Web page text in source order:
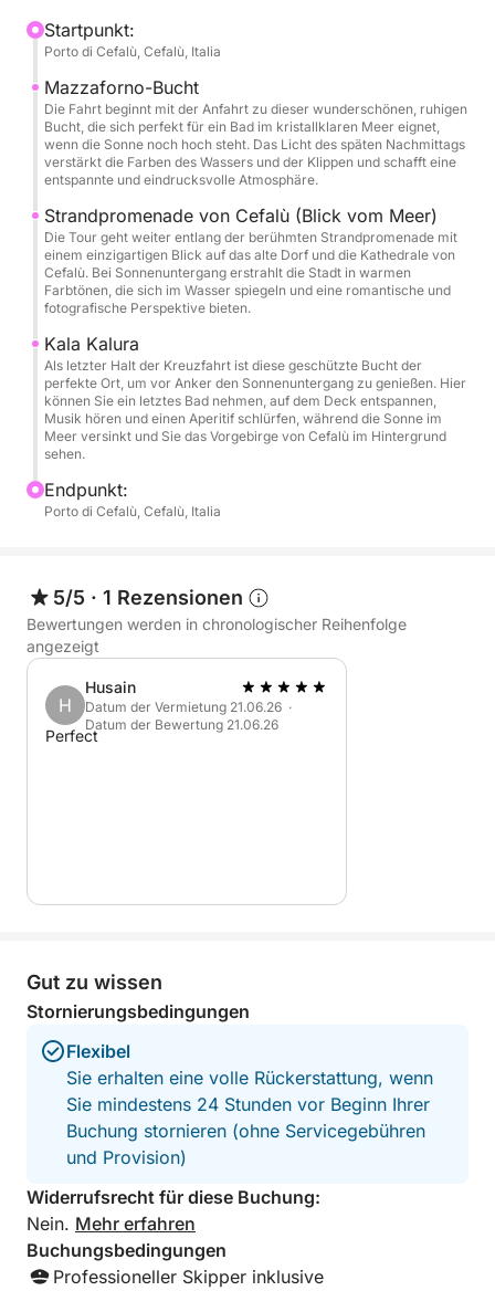
Wasser; der Küste von Cefalù, die im goldenen Licht
des Sonnenuntergangs erstrahlt; und der Cala
Kalura, wo Sie schwimmen oder einfach mit einem
Drink in der Hand an Deck entspannen und die
warmen Sonnenstrahlen genießen können.
An Bord finden Sie alles, was Sie für ein besonderes
Erlebnis benötigen: ein Begrüßungsgetränk, einen
Aperitif vor Anker, eine Stereoanlage, eine
Außendusche, Toiletten, schattige Plätze und
Entspannungsbereiche, in denen Sie jeden Moment
ganz nach Ihren Wünschen genießen können.
👉 Der Preis gilt für bis zu 12 Personen. Für jede
weitere Person wird ein Aufpreis von 50 € erhoben.
Diese Sonnenuntergangstour ist ideal für Paare,
Freundesgruppen oder private Feiern und bietet den
perfekten stilvollen Tagesausklang mit Musik, Meer
Startpunkt:
Porto di Cefalù, Cefalù, Italia
Mazzaforno-Bucht
Die Fahrt beginnt mit der Anfahrt zu dieser wunderschönen, ruhigen
Bucht, die sich perfekt für ein Bad im kristallklaren Meer eignet,
wenn die Sonne noch hoch steht. Das Licht des späten Nachmittags
verstärkt die Farben des Wassers und der Klippen und schafft eine
entspannte und eindrucksvolle Atmosphäre.
Strandpromenade von Cefalù (Blick vom Meer)
Die Tour geht weiter entlang der berühmten Strandpromenade mit
einem einzigartigen Blick auf das alte Dorf und die Kathedrale von
Cefalù. Bei Sonnenuntergang erstrahlt die Stadt in warmen
Farbtönen, die sich im Wasser spiegeln und eine romantische und
fotografische Perspektive bieten.
Kala Kalura
Als letzter Halt der Kreuzfahrt ist diese geschützte Bucht der
perfekte Ort, um vor Anker den Sonnenuntergang zu genießen. Hier
können Sie ein letztes Bad nehmen, auf dem Deck entspannen,
Musik hören und einen Aperitif schlürfen, während die Sonne im
Meer versinkt und Sie das Vorgebirge von Cefalù im Hintergrund
sehen.
Endpunkt:
Porto di Cefalù, Cefalù, Italia
5/5 · 1 Rezensionen
Bewertungen werden in chronologischer Reihenfolge
angezeigt
H
Husain
Datum der Vermietung 21.06.26 ·
Datum der Bewertung 21.06.26
Perfect
Gut zu wissen
Stornierungsbedingungen
Flexibel
Sie erhalten eine volle Rückerstattung, wenn
Sie mindestens 24 Stunden vor Beginn Ihrer
Buchung stornieren (ohne Servicegebühren
und Provision)
Widerrufsrecht für diese Buchung:
Nein. Mehr erfahren
Buchungsbedingungen
Professioneller Skipper inklusive